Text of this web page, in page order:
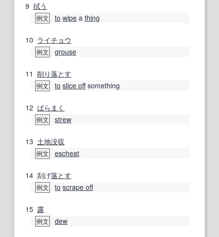
9 拭う
例文 to wipe a thing
10 ライチョウ
例文 grouse
11 削り落とす
例文 to slice offsomething
12 ばらまく
例文 strew
13 土地没収
例文 escheat
14 刮げ落とす
例文 to scrape off
15 露
例文 dew